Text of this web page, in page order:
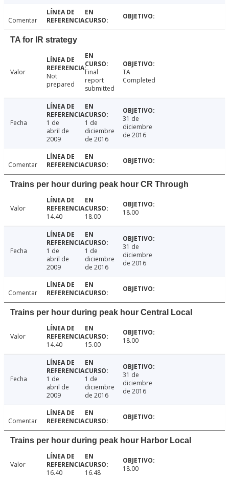
Comentar
TA for IR strategy
Valor
Not
prepared
Final
report
submitted
TA
Completed
Fecha
1 de
abril de
2009
1 de
diciembre
de 2016
31 de
diciembre
de 2016
Comentar
Trains per hour during peak hour CR Through
Valor
14.40
18.00 18.00
Fecha
1 de
abril de
2009
1 de
diciembre
de 2016
31 de
diciembre
de 2016
Comentar
Trains per hour during peak hour Central Local
Valor
14.40
15.00 18.00
Fecha
1 de
abril de
2009
1 de
diciembre
de 2016
31 de
diciembre
de 2016
Comentar
Trains per hour during peak hour Harbor Local
Valor
16.40
16.48 18.00